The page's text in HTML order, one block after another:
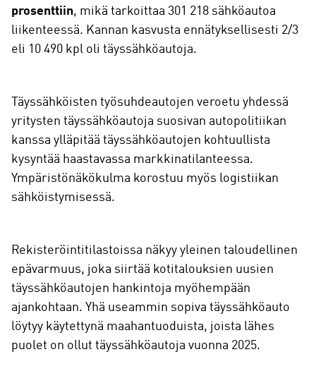
prosenttiin, mikä tarkoittaa 301 218 sähköautoa
liikenteessä. Kannan kasvusta ennätyksellisesti 2/3
eli 10 490 kpl oli täyssähköautoja.
Täyssähköisten työsuhdeautojen veroetu yhdessä
yritysten täyssähköautoja suosivan autopolitiikan
kanssa ylläpitää täyssähköautojen kohtuullista
kysyntää haastavassa markkinatilanteessa.
Ympäristönäkökulma korostuu myös logistiikan
sähköistymisessä.
Rekisteröintitilastoissa näkyy yleinen taloudellinen
epävarmuus, joka siirtää kotitalouksien uusien
täyssähköautojen hankintoja myöhempään
ajankohtaan. Yhä useammin sopiva täyssähköauto
löytyy käytettynä maahantuoduista, joista lähes
puolet on ollut täyssähköautoja vuonna 2025.